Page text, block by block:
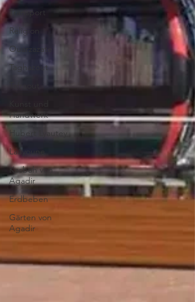
Transport
Religion
Ouarzazate
Taghazout
Handwerk
Hubert Lyautey
Laâyoune
Kasbah von
Agadir
Erdbeben
Gärten von
Agadir